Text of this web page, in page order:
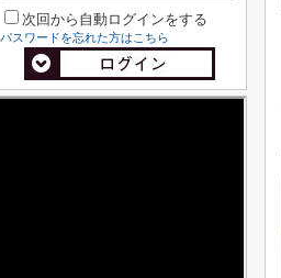
次回から自動ログインをする
パスワードを忘れた方はこちら